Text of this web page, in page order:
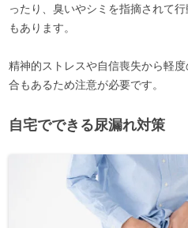
ったり、臭いやシミを指摘されて
もあります。
精神的ストレスや自信喪失から軽
合もあるため注意が必要です。
自宅でできる尿漏れ対策